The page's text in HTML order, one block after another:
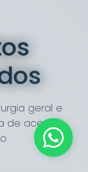
geral e
de acesso